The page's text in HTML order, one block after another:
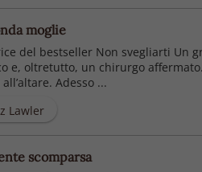
moglie
del bestseller Non svegliarti Un
e, oltretutto, un chirurgo
Adesso ...
Lawler
scomparsa